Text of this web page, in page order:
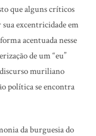
que alguns críticos
excentricidade em
acentuada nesse
de um “eu”
muriliano
política se encontra
da burguesia do